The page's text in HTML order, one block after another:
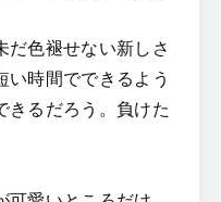
だ色褪せない新しさ
時間でできるよう
きるだろう。負けた